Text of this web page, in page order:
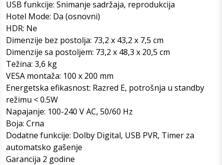
USB funkcije: Snimanje sadržaja, reprodukcija
Hotel Mode: Da (osnovni)
HDR: Ne
Dimenzije bez postolja: 73,2 x 43,2 x 7,5 cm
Dimenzije sa postoljem: 73,2 x 48,3 x 20,5 cm
Težina: 3,6 kg
VESA montaža: 100 x 200 mm
Energetska efikasnost: Razred E, potrošnja u standby
režimu < 0.5W
Napajanje: 100-240 V AC, 50/60 Hz
Boja: Crna
Dodatne funkcije: Dolby Digital, USB PVR, Timer za
automatsko gašenje
Garancija 2 godine